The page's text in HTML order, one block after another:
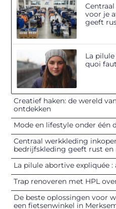
voor je
geeft
La
quoi
Creatief haken: de wereld
ontdekken
Mode en lifestyle onder één
Centraal werkkleding
bedrijfskleding geeft rust en
La pilule abortive expliquée
Trap renoveren met HPL
De beste oplossingen voor
een fietsenwinkel in